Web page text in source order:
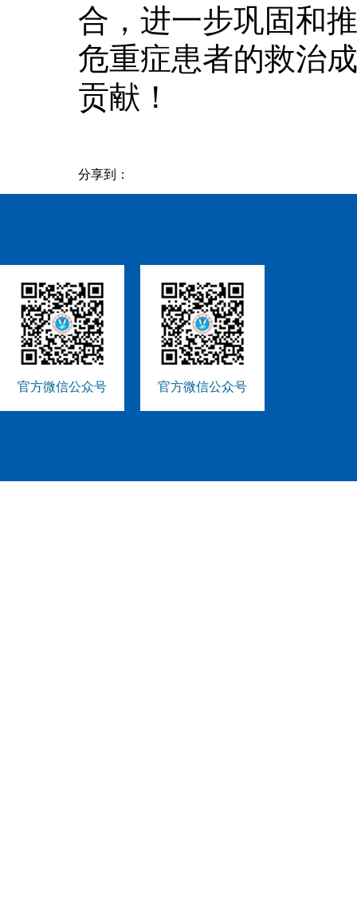
合，进一步巩固和
危重症患者的救治
贡献！
分享到：
官方微信公众号 官方微信公众号